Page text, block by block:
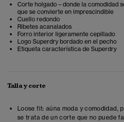
Corte holgado – donde la comodidad
que se convierte en imprescindible
Cuello redondo
Ribetes acanalados
Forro interior ligeramente cepillado
Logo Superdry bordado en el pecho
Etiqueta característica de Superdry
Talla y corte
Loose fit: aúna moda y comodidad,
se trata de un corte que no puede